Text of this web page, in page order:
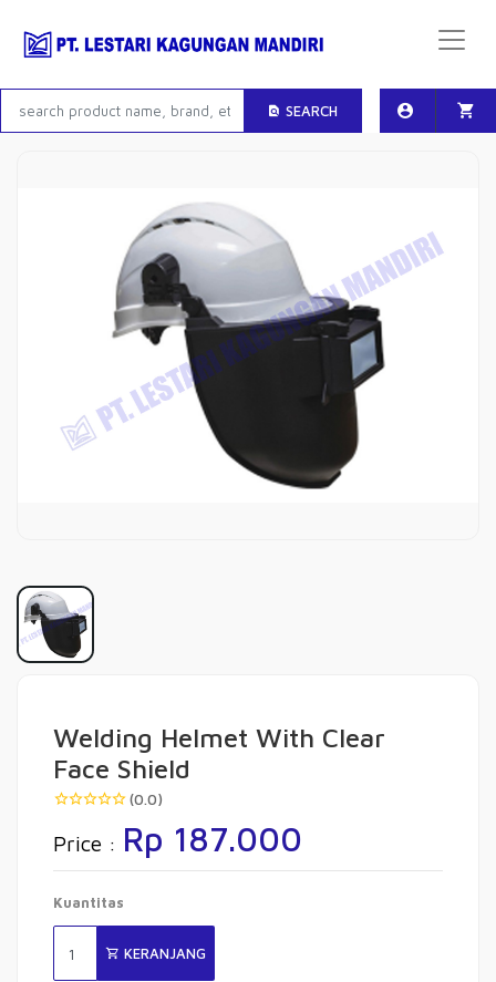
SEARCH
Welding Helmet With Clear
Face Shield
(0.0)
Price : Rp 187.000
Kuantitas
KERANJANG